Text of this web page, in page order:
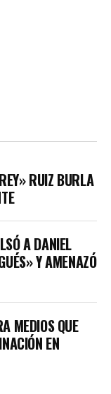
RUIZ BURLA
A DANIEL
Y AMENAZÓ
MEDIOS QUE
EN